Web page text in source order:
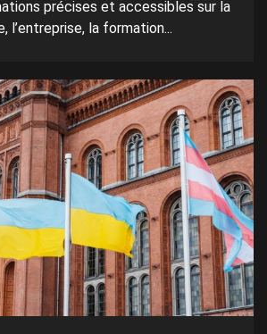
précises et accessibles sur la
l’entreprise, la formation...